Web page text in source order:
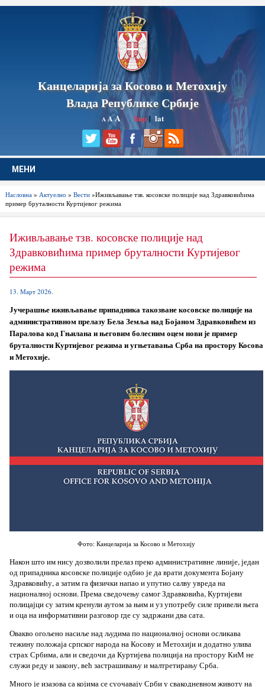
Канцеларија за Косово и Метохију
Влада Републике Србије
A AA ћир|lat
МЕНИ
Насловна» Актуелно » Вести»Иживљавање тзв. косовске полиције над Здравковићима
пример бруталности Куртијевог режима
Иживљавање тзв. косовске полиције над
Здравковићима пример бруталности Куртијевог
режима
13. Март 2026.
Јучерашње иживљавање припадника такозване косовске полиције на
административном прелазу Бела Земља над Бојаном Здравковићем из
Паралова код Гњилана и његовим болесним оцем нови је пример
бруталности Куртијевог режима и угњетавања Срба на простору Косова
и Метохије.
Фото: Канцеларија за Косово и Метохију
Након што им нису дозволили прелаз преко административне линије, један
од припадника косовске полиције одбио је да врати документа Бојану
Здравковићу, а затим га физички напао и упутио салву увреда на
националној основи. Према сведочењу самог Здравковића, Куртијеви
полицајци су затим кренули аутом за њим и уз употребу силе привели њега
и оца на информативни разговор где су задржани два сата.
Овакво огољено насиље над људима по националној основи осликава
тежину положаја српског народа на Косову и Метохији и додатно улива
страх Србима, али и сведочи да Куртијева полиција на простору КиМ не
служи реду и закону, већ застрашивању и малтретирању Срба.
Много је изазова са којима се суочавају Срби у свакодневном животу на